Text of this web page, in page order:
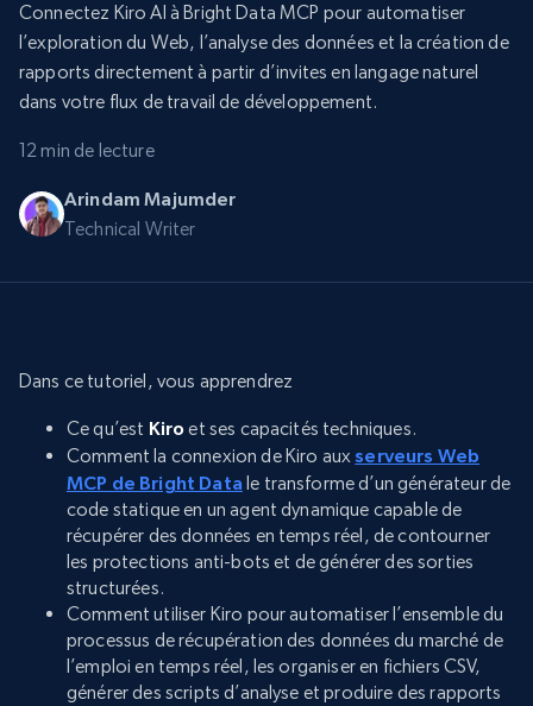
Connectez Kiro AI à Bright Data MCP pour automatiser
l’exploration du Web, l’analyse des données et la création de
rapports directement à partir d’invites en langage naturel
dans votre flux de travail de développement.
12 min de lecture
Arindam Majumder
Technical Writer
Dans ce tutoriel, vous apprendrez
Ce qu’est Kiro et ses capacités techniques.
Comment la connexion de Kiro auxserveurs Web
MCP de Bright Datale transforme d’un générateur de
code statique en un agent dynamique capable de
récupérer des données en temps réel, de contourner
les protections anti-bots et de générer des sorties
structurées.
Comment utiliser Kiro pour automatiser l’ensemble du
processus de récupération des données du marché de
l’emploi en temps réel, les organiser en fichiers CSV,
générer des scripts d’analyse et produire des rapports